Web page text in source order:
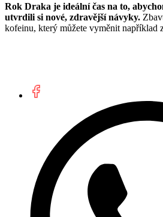
Rok Draka je ideální čas na to,
utvrdili si nové, zdravější návyky.
kofeinu, který můžete vyměnit například